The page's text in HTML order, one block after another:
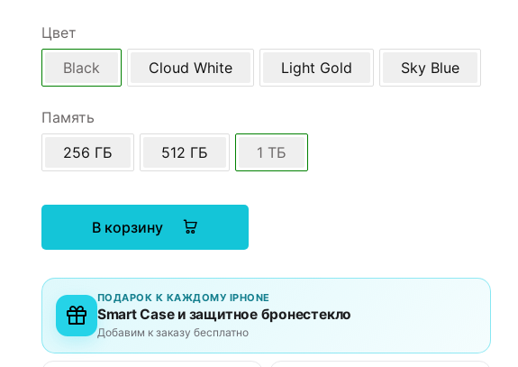
Цвет
Black
Cloud White Light Gold Sky Blue
Память
256 ГБ
512 ГБ 1 ТБ
В корзину
ПОДАРОК К КАЖДОМУ IPHONE
Smart Case и защитное бронестекло
Добавим к заказу бесплатно